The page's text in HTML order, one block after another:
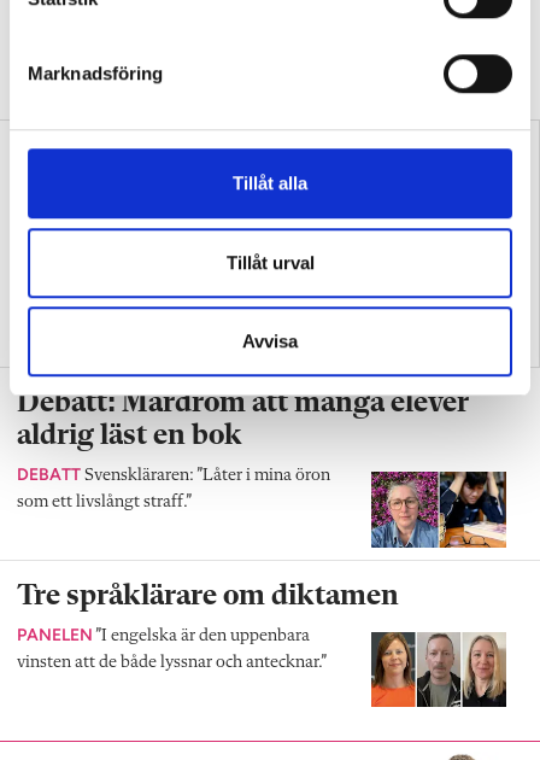
Marknadsföring
Tillåt alla
Tillåt urval
Avvisa
”slogan”.
Samtida konflikter kan
Replik: Transspråkande
slogan
Debatt: Mardröm att många elever
aldrig läst en bok
DEBATT Svenskläraren: ”Låter i mina öron
som ett livslångt straff.”
Tre språklärare om diktamen
PANELEN ”I engelska är den uppenbara
vinsten att de både lyssnar och antecknar.”